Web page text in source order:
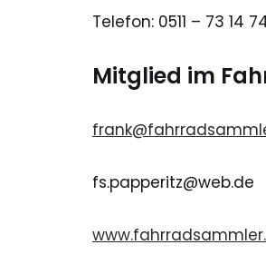
Telefon: 0511 – 73 14
Mitglied im
fs.papperitz@web.de